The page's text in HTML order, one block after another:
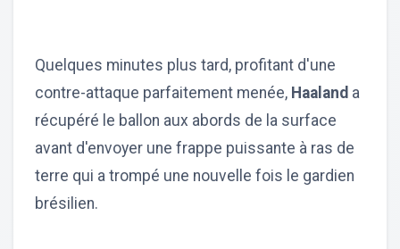
Quelques minutes plus tard, profitant d'une
contre-attaque parfaitement menée, Haaland a
récupéré le ballon aux abords de la surface
avant d'envoyer une frappe puissante à ras de
terre qui a trompé une nouvelle fois le gardien
brésilien.